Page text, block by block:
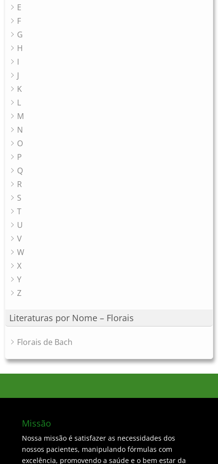
E
F
G
H
I
J
K
L
M
N
O
P
Q
R
S
T
U
V
W
X
Y
Z
Literaturas por Nome – Florais
Florais de Bach
Missão
Nossa missão é satisfazer as necessidades dos
nossos pacientes, manipulando fórmulas com
excelência, promovendo a saúde e o bem estar da